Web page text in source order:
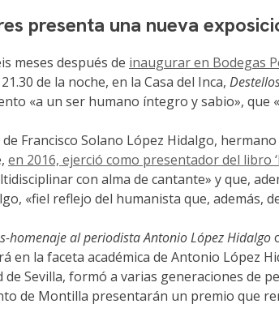
presenta una nueva
meses después de inaugurar en Bodegas
de la noche, en la Casa del Inca,
«a un ser humano íntegro y sabio», que
Francisco Solano López Hidalgo,
en 2016, ejerció como presentador del libro
con alma de cantante» y que,
«fiel reflejo del humanista que, además,
homenaje al periodista Antonio López Hidalgo
en la faceta académica de Antonio López
de Sevilla, formó a varias generaciones de
de Montilla presentarán un premio que